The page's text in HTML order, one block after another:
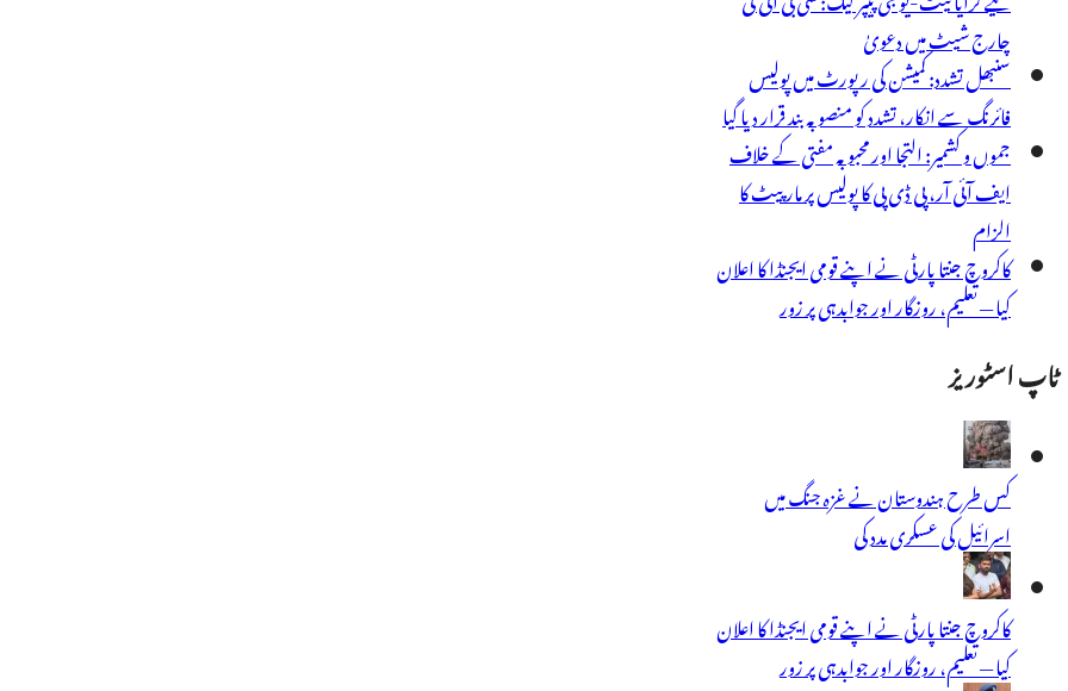
چارج شیٹ میں دعویٰ
سنبھل تشدد: کمیشن کی رپورٹ میں پولیس
فائرنگ سے انکار، تشدد کو منصوبہ بند قرار دیا گیا
جموں و کشمیر: التجا اور محبوبہ مفتی کے خلاف
ایف آئی آر، پی ڈی پی کا پولیس پر مار پیٹ کا
الزام
کاکروچ جنتا پارٹی نے اپنے قومی ایجنڈا کا اعلان
کیا — تعلیم، روزگار اور جوابدہی پر زور
ٹاپ اسٹوریز
کس طرح ہندوستان نے غزہ جنگ میں
اسرائیل کی عسکری مدد کی
کاکروچ جنتا پارٹی نے اپنے قومی ایجنڈا کا اعلان
کیا — تعلیم، روزگار اور جوابدہی پر زور